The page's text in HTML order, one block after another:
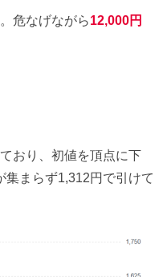
危なげながら12,000円
おり、初値を頂点に下
まらず1,312円で引けて